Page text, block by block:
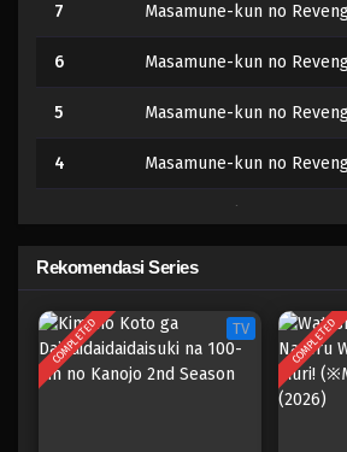
7 Masamune-kun no
6 Masamune-kun no
5 Masamune-kun no
4 Masamune-kun no
2 Masamune-kun no
1 Masamune-kun no
Rekomendasi Series
COMPLETED TV COMPLETED